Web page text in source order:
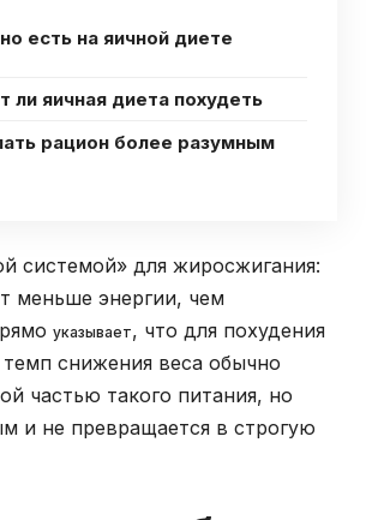
есть на яичной диете
ли яичная диета похудеть
рацион более разумным
системой» для жиросжигания:
меньше энергии, чем
указывает, что для похудения
снижения веса обычно
частью такого питания, но
и не превращается в строгую